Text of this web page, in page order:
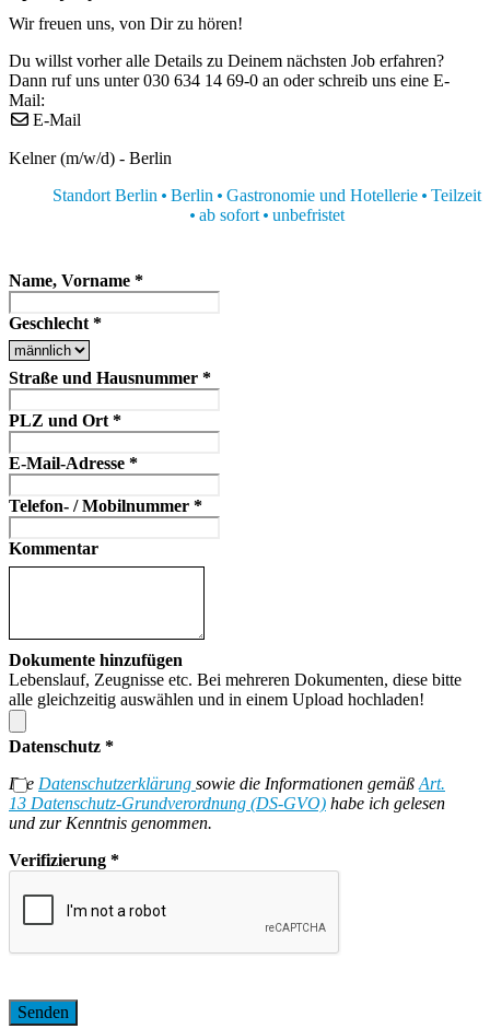
Wir freuen uns, von Dir zu hören!
Du willst vorher alle Details zu Deinem nächsten Job erfahren?
Dann ruf uns unter 030 634 14 69-0 an oder schreib uns eine E-
Mail:
E-Mail
Kelner (m/w/d) - Berlin
Standort Berlin
Berlin Gastronomie und Hotellerie
Teilzeit
ab sofort unbefristet
Name, Vorname *
Geschlecht *
Straße und Hausnummer *
PLZ und Ort *
E-Mail-Adresse *
Telefon- / Mobilnummer *
Kommentar
Dokumente hinzufügen
Lebenslauf, Zeugnisse etc. Bei mehreren Dokumenten, diese bitte
alle gleichzeitig auswählen und in einem Upload hochladen!
Datenschutz *
Die Datenschutzerklärung sowie die Informationen gemäß Art.
13 Datenschutz-Grundverordnung (DS-GVO) habe ich gelesen
und zur Kenntnis genommen.
Verifizierung *